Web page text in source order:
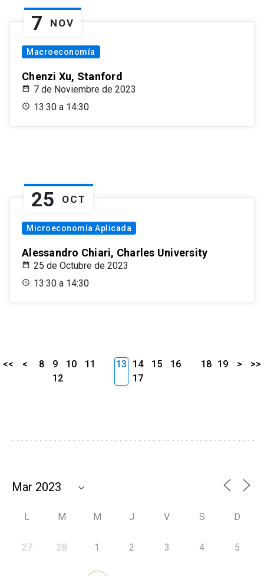
7 NOV
Macroeconomía
Chenzi Xu, Stanford
7 de Noviembre de 2023
13:30 a 14:30
25 OCT
Microeconomía Aplicada
Alessandro Chiari, Charles University
25 de Octubre de 2023
13:30 a 14:30
<< < 8 9 10
11
12
13 14 15
16
17
18 19 > >>
L M M J V S D
27 28 1 2 3 4 5